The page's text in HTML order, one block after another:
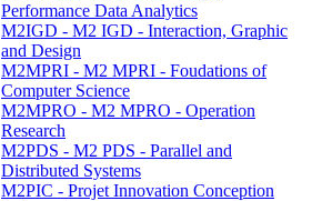
Performance Data Analytics
M2IGD - M2 IGD - Interaction, Graphic
and Design
M2MPRI - M2 MPRI - Foudations of
Computer Science
M2MPRO - M2 MPRO - Operation
Research
M2PDS - M2 PDS - Parallel and
Distributed Systems
M2PIC - Projet Innovation Conception